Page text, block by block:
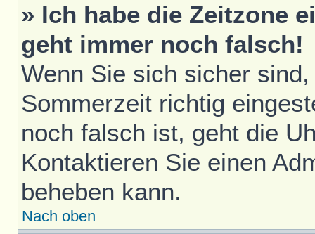
» Ich habe die Zeitzone
geht immer noch falsch!
Wenn Sie sich sicher
Sommerzeit richtig
noch falsch ist, geht die
Kontaktieren Sie einen
beheben kann.
Nach oben